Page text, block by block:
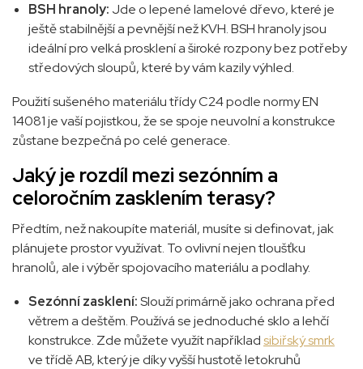
BSH hranoly: Jde o lepené lamelové dřevo, které je
ještě stabilnější a pevnější než KVH. BSH hranoly jsou
ideální pro velká prosklení a široké rozpony bez potřeby
středových sloupů, které by vám kazily výhled.
Použití sušeného materiálu třídy C24 podle normy EN
14081 je vaší pojistkou, že se spoje neuvolní a konstrukce
zůstane bezpečná po celé generace.
Jaký je rozdíl mezi sezónním a
celoročním zasklením terasy?
Předtím, než nakoupíte materiál, musíte si definovat, jak
plánujete prostor využívat. To ovlivní nejen tloušťku
hranolů, ale i výběr spojovacího materiálu a podlahy.
Sezónní zasklení:Slouží primárně jako ochrana před
větrem a deštěm. Používá se jednoduché sklo a lehčí
konstrukce. Zde můžete využít napříkladsibiřský smrk
ve třídě AB, který je díky vyšší hustotě letokruhů